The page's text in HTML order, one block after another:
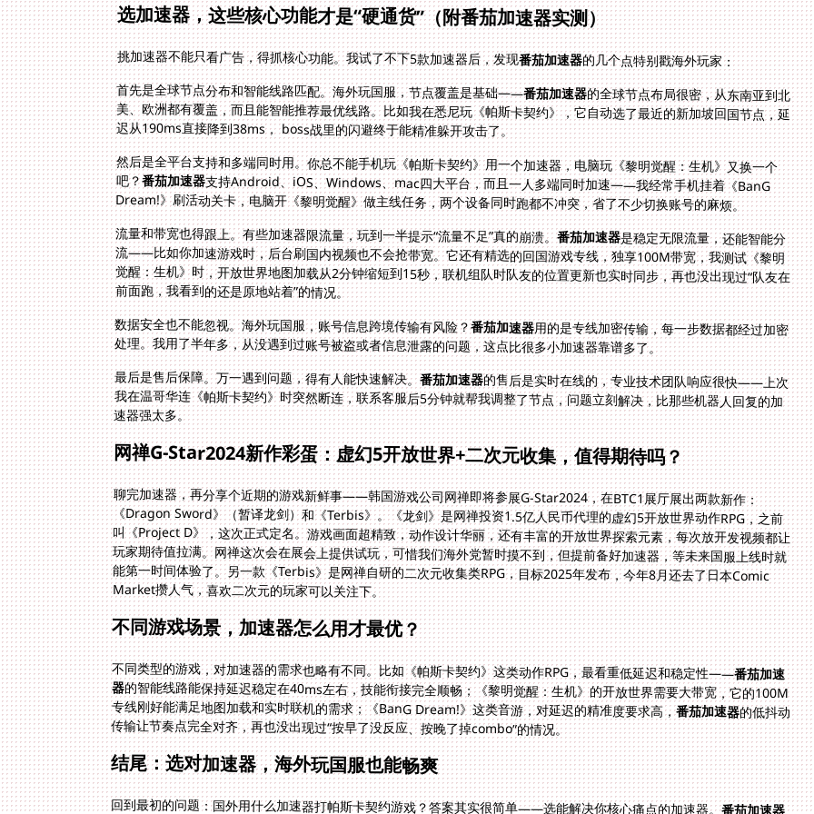
选加速器，这些核心功能才是“硬通货”（附番茄加速器实测）
挑加速器不能只看广告，得抓核心功能。我试了不下5款加速器后，发现番茄加速器的几个点特别戳海外玩家：
首先是全球节点分布和智能线路匹配。海外玩国服，节点覆盖是基础——番茄加速器的全球节点布局很密，从东南亚到北
美、欧洲都有覆盖，而且能智能推荐最优线路。比如我在悉尼玩《帕斯卡契约》，它自动选了最近的新加坡回国节点，延
迟从190ms直接降到38ms， boss战里的闪避终于能精准躲开攻击了。
然后是全平台支持和多端同时用。你总不能手机玩《帕斯卡契约》用一个加速器，电脑玩《黎明觉醒：生机》又换一个
吧？番茄加速器支持Android、iOS、Windows、mac四大平台，而且一人多端同时加速——我经常手机挂着《BanG
Dream!》刷活动关卡，电脑开《黎明觉醒》做主线任务，两个设备同时跑都不冲突，省了不少切换账号的麻烦。
流量和带宽也得跟上。有些加速器限流量，玩到一半提示“流量不足”真的崩溃。番茄加速器是稳定无限流量，还能智能分
流——比如你加速游戏时，后台刷国内视频也不会抢带宽。它还有精选的回国游戏专线，独享100M带宽，我测试《黎明
觉醒：生机》时，开放世界地图加载从2分钟缩短到15秒，联机组队时队友的位置更新也实时同步，再也没出现过“队友在
前面跑，我看到的还是原地站着”的情况。
数据安全也不能忽视。海外玩国服，账号信息跨境传输有风险？番茄加速器用的是专线加密传输，每一步数据都经过加密
处理。我用了半年多，从没遇到过账号被盗或者信息泄露的问题，这点比很多小加速器靠谱多了。
最后是售后保障。万一遇到问题，得有人能快速解决。番茄加速器的售后是实时在线的，专业技术团队响应很快——上次
我在温哥华连《帕斯卡契约》时突然断连，联系客服后5分钟就帮我调整了节点，问题立刻解决，比那些机器人回复的加
速器强太多。
网禅G-Star2024新作彩蛋：虚幻5开放世界+二次元收集，值得期待吗？
聊完加速器，再分享个近期的游戏新鲜事——韩国游戏公司网禅即将参展G-Star2024，在BTC1展厅展出两款新作：
《Dragon Sword》（暂译龙剑）和《Terbis》。《龙剑》是网禅投资1.5亿人民币代理的虚幻5开放世界动作RPG，之前
叫《Project D》，这次正式定名。游戏画面超精致，动作设计华丽，还有丰富的开放世界探索元素，每次放开发视频都让
玩家期待值拉满。网禅这次会在展会上提供试玩，可惜我们海外党暂时摸不到，但提前备好加速器，等未来国服上线时就
能第一时间体验了。另一款《Terbis》是网禅自研的二次元收集类RPG，目标2025年发布，今年8月还去了日本Comic
Market攒人气，喜欢二次元的玩家可以关注下。
不同游戏场景，加速器怎么用才最优？
不同类型的游戏，对加速器的需求也略有不同。比如《帕斯卡契约》这类动作RPG，最看重低延迟和稳定性——番茄加速
器的智能线路能保持延迟稳定在40ms左右，技能衔接完全顺畅；《黎明觉醒：生机》的开放世界需要大带宽，它的100M
专线刚好能满足地图加载和实时联机的需求；《BanG Dream!》这类音游，对延迟的精准度要求高，番茄加速器的低抖动
传输让节奏点完全对齐，再也没出现过“按早了没反应、按晚了掉combo”的情况。
结尾：选对加速器，海外玩国服也能畅爽
回到最初的问题：国外用什么加速器打帕斯卡契约游戏？答案其实很简单——选能解决你核心痛点的加速器。番茄加速器